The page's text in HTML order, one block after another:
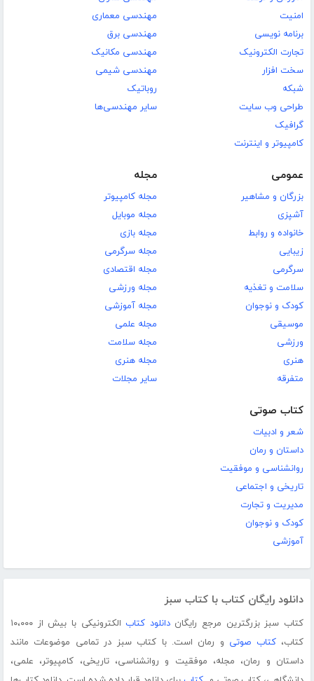
امنیت
برنامه نویسی
تجارت الکترونیک
سخت افزار
شبکه
طراحی وب سایت
گرافیک
کامپیوتر و اینترنت
مهندسی معماری
مهندسی برق
مهندسی مکانیک
مهندسی شیمی
روباتیک
سایر مهندسی‌ها
عمومی
بزرگان و مشاهیر
آشپزی
خانواده و روابط
زیبایی
سرگرمی
سلامت و تغذیه
کودک و نوجوان
موسیقی
ورزشی
هنری
متفرقه
مجله
مجله کامپیوتر
مجله موبایل
مجله بازی
مجله سرگرمی
مجله اقتصادی
مجله ورزشی
مجله آموزشی
مجله علمی
مجله سلامت
مجله هنری
سایر مجلات
کتاب صوتی
شعر و ادبیات
داستان و رمان
روانشناسی و موفقیت
تاریخی و اجتماعی
مدیریت و تجارت
کودک و نوجوان
آموزشی
دانلود رایگان کتاب با کتاب سبز
کتاب سبز بزرگترین مرجع رایگاندانلود کتاب
الکترونیکی با بیش از ۱۰،۰۰۰
کتاب،کتاب صوتی و رمان است. با کتاب سبز در تمامی موضوعات مانند
داستان و رمان، مجله، موفقیت و روانشناسی، تاریخی، کامپیوتر، علمی،